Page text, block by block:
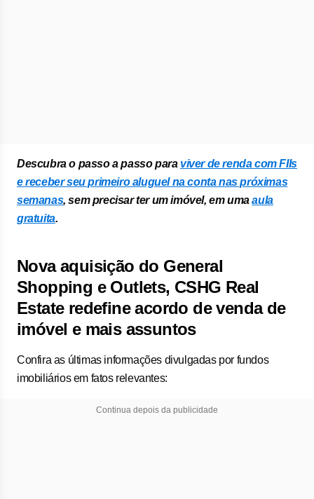
Descubra o passo a passo para viver de renda com FIIs
e receber seu primeiro aluguel na conta nas próximas
semanas, sem precisar ter um imóvel, em umaaula
gratuita.
Nova aquisição do General
Shopping e Outlets, CSHG Real
Estate redefine acordo de venda de
imóvel e mais assuntos
Confira as últimas informações divulgadas por fundos
imobiliários em fatos relevantes:
Continua depois da publicidade